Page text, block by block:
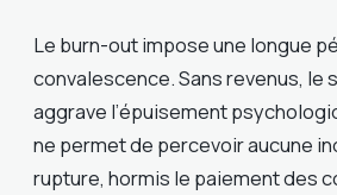
Le burn-out impose une longue
convalescence. Sans revenus, le
aggrave l’épuisement
ne permet de percevoir aucune
rupture, hormis le paiement des